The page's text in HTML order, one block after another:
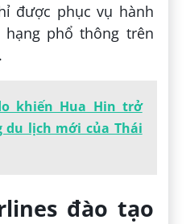
được phục vụ hành
hạng phổ thông trên
khiến Hua Hin trở
lịch mới của Thái
đào tạo